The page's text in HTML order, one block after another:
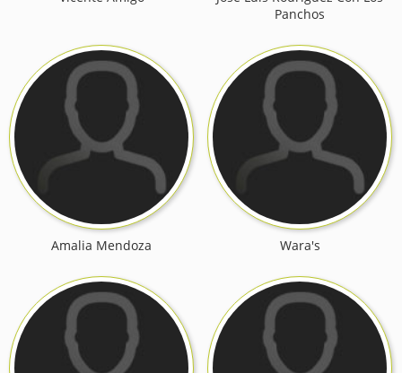
Panchos
Amalia Mendoza Wara's